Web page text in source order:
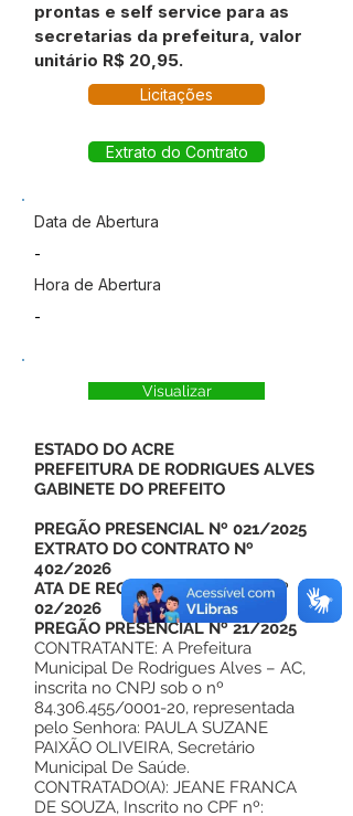
prontas e self service para as
secretarias da prefeitura, valor
unitário R$ 20,95.
Licitações
Extrato do Contrato
Data de Abertura
-
Hora de Abertura
-
Visualizar
ESTADO DO ACRE
PREFEITURA DE RODRIGUES ALVES
GABINETE DO PREFEITO
PREGÃO PRESENCIAL Nº 021/2025
EXTRATO DO CONTRATO Nº
402/2026
ATA DE REGISTRO DE PREÇO: Nº
02/2026
PREGÃO PRESENCIAL Nº 21/2025
CONTRATANTE: A Prefeitura
Municipal De Rodrigues Alves – AC,
inscrita no CNPJ sob o nº
84.306.455/0001-20, representada
pelo Senhora: PAULA SUZANE
PAIXÃO OLIVEIRA, Secretário
Municipal De Saúde.
CONTRATADO(A): JEANE FRANCA
DE SOUZA, Inscrito no CPF nº: